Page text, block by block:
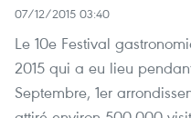
07/12/2015 03:40
Le 10e Festival
2015 qui a eu lieu
Septembre, 1er